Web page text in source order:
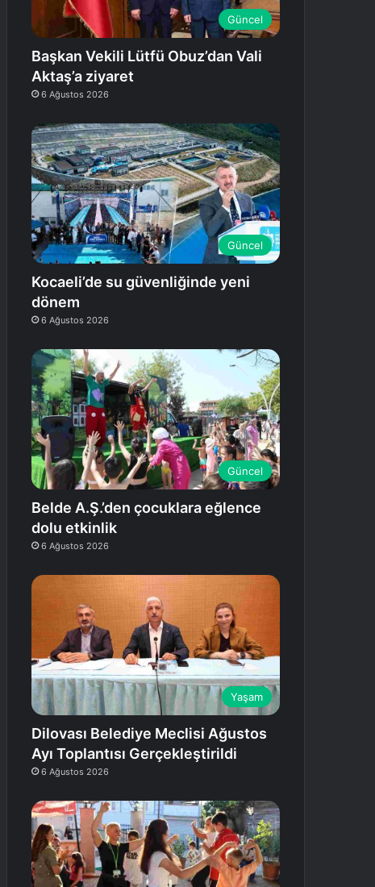
Güncel
Başkan Vekili Lütfü Obuz’dan Vali
Aktaş’a ziyaret
6 Ağustos 2026
Güncel
Kocaeli’de su güvenliğinde yeni
dönem
6 Ağustos 2026
Güncel
Belde A.Ş.’den çocuklara eğlence
dolu etkinlik
6 Ağustos 2026
Yaşam
Dilovası Belediye Meclisi Ağustos
Ayı Toplantısı Gerçekleştirildi
6 Ağustos 2026